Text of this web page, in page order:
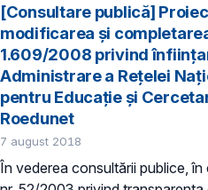
[Consultare publică]
modificarea și
1.609/2008 privind
Administrare a Rețelei
pentru Educație și
Roedunet
7 august 2018
În vederea consultării publice,